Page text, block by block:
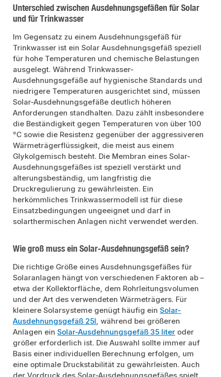
Unterschied zwischen Ausdehnungsgefäßen für Solar
und für Trinkwasser
Im Gegensatz zu einem Ausdehnungsgefäß für
Trinkwasser ist ein Solar Ausdehnungsgefäß speziell
für hohe Temperaturen und chemische Belastungen
ausgelegt. Während Trinkwasser-
Ausdehnungsgefäße auf hygienische Standards und
niedrigere Temperaturen ausgerichtet sind, müssen
Solar-Ausdehnungsgefäße deutlich höheren
Anforderungen standhalten. Dazu zählt insbesondere
die Beständigkeit gegen Temperaturen von über 100
°C sowie die Resistenz gegenüber der aggressiveren
Wärmeträgerflüssigkeit, die meist aus einem
Glykolgemisch besteht. Die Membran eines Solar-
Ausdehnungsgefäßes ist speziell verstärkt und
alterungsbeständig, um langfristig die
Druckregulierung zu gewährleisten. Ein
herkömmliches Trinkwassermodell ist für diese
Einsatzbedingungen ungeeignet und darf in
solarthermischen Anlagen nicht verwendet werden.
Wie groß muss ein Solar-Ausdehnungsgefäß sein?
Die richtige Größe eines Ausdehnungsgefäßes für
Solaranlagen hängt von verschiedenen Faktoren ab –
etwa der Kollektorfläche, dem Rohrleitungsvolumen
und der Art des verwendeten Wärmeträgers. Für
kleinere Solarsysteme genügt häufig einSolar-
Ausdehnungsgefäß 25l , während bei größeren
Anlagen einSolar-Ausdehnungsgefäß 35 liter oder
größer erforderlich ist. Die Auswahl sollte immer auf
Basis einer individuellen Berechnung erfolgen, um
eine optimale Druckstabilität zu gewährleisten. Auch